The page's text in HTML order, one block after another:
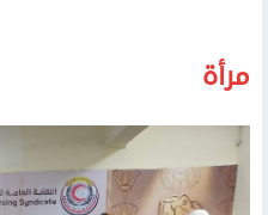
مرأة